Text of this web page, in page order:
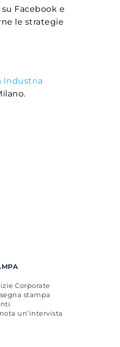
Facebook e
le strategie
Industria
Corporate
stampa
un’intervista